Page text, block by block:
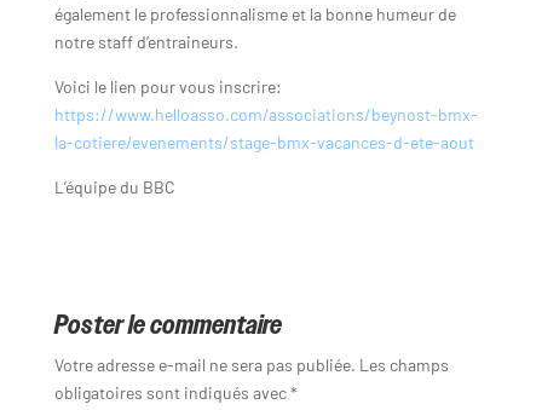
également le professionnalisme et la bonne humeur de
notre staff d’entraineurs.
Voici le lien pour vous inscrire:
https://www.helloasso.com/associations/beynost-bmx-
la-cotiere/evenements/stage-bmx-vacances-d-ete-aout
L’équipe du BBC
Poster le commentaire
Votre adresse e-mail ne sera pas publiée. Les champs
obligatoires sont indiqués avec*